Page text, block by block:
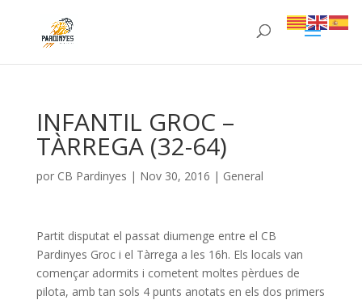
INFANTIL GROC –
TÀRREGA (32-64)
por CB Pardinyes | Nov 30, 2016 | General
Partit disputat el passat diumenge entre el CB
Pardinyes Groc i el Tàrrega a les 16h. Els locals van
començar adormits i cometent moltes pèrdues de
pilota, amb tan sols 4 punts anotats en els dos primers